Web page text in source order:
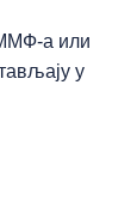
а или
у